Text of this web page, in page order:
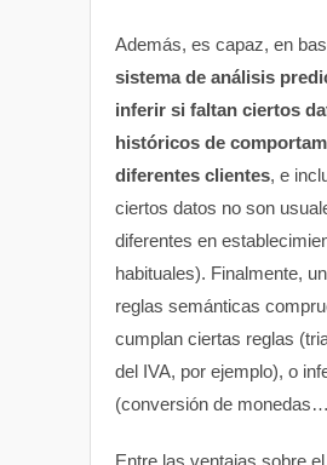
Además, es capaz, en
sistema de análisis
inferir si faltan ciertos
históricos de
diferentes clientes, e
ciertos datos no son
diferentes en
habituales). Finalmente,
reglas semánticas
cumplan ciertas reglas
del IVA, por ejemplo), o
(conversión de